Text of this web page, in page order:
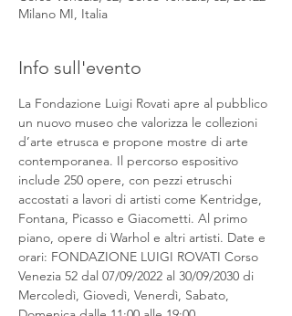
Milano MI, Italia
Info sull'evento
La Fondazione Luigi Rovati apre al pubblico
un nuovo museo che valorizza le collezioni
d’arte etrusca e propone mostre di arte
contemporanea. Il percorso espositivo
include 250 opere, con pezzi etruschi
accostati a lavori di artisti come Kentridge,
Fontana, Picasso e Giacometti. Al primo
piano, opere di Warhol e altri artisti. Date e
orari: FONDAZIONE LUIGI ROVATI Corso
Venezia 52 dal 07/09/2022 al 30/09/2030 di
Mercoledì, Giovedì, Venerdì, Sabato,